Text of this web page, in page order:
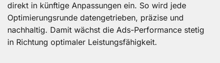
direkt in künftige Anpassungen ein. So wird jede
Optimierungsrunde datengetrieben, präzise und
nachhaltig. Damit wächst die Ads-Performance stetig
in Richtung optimaler Leistungsfähigkeit.